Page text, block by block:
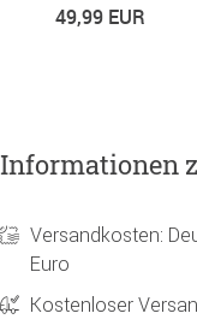
49,99 EUR
Informationen
Versandkosten:
Euro
Kostenloser